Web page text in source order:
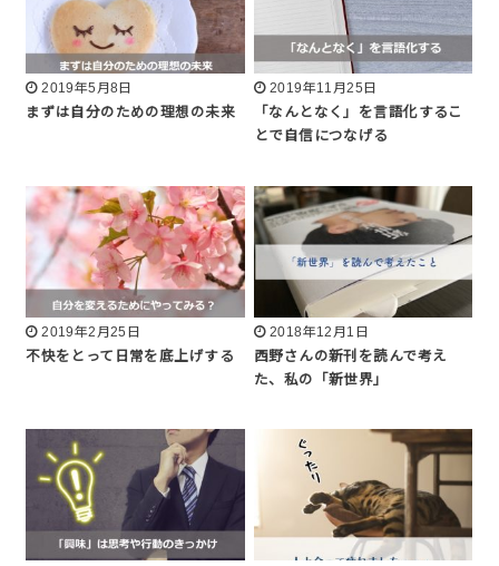
2019年5月8日
まずは自分のための理想の未来
2019年11月25日
「なんとなく」を言語化するこ
とで自信につなげる
2019年2月25日
不快をとって日常を底上げする
2018年12月1日
西野さんの新刊を読んで考え
た、私の「新世界」